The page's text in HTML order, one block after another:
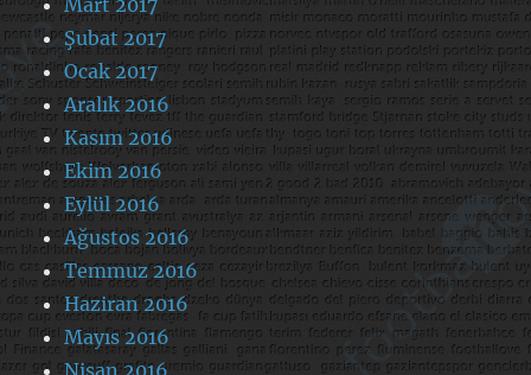
Şubat 2017
Ocak 2017
Aralık 2016
Kasım 2016
Ekim 2016
Eylül 2016
Ağustos 2016
Temmuz 2016
Haziran 2016
Mayıs 2016
Nisan 2016